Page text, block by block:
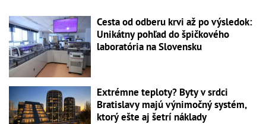
Cesta od odberu krvi až po výsledok:
Unikátny pohľad do špičkového
laboratória na Slovensku
Extrémne teploty? Byty v srdci
Bratislavy majú výnimočný systém,
ktorý ešte aj šetrí náklady